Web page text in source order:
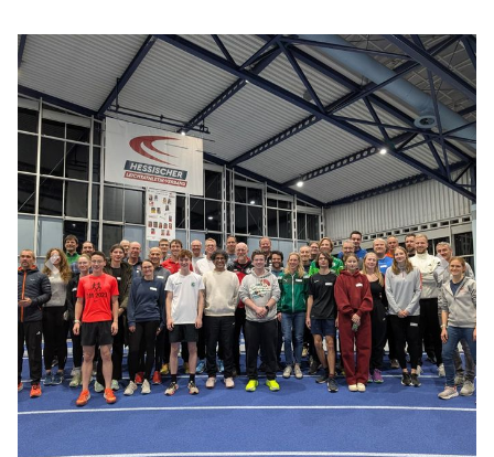
Previous Next